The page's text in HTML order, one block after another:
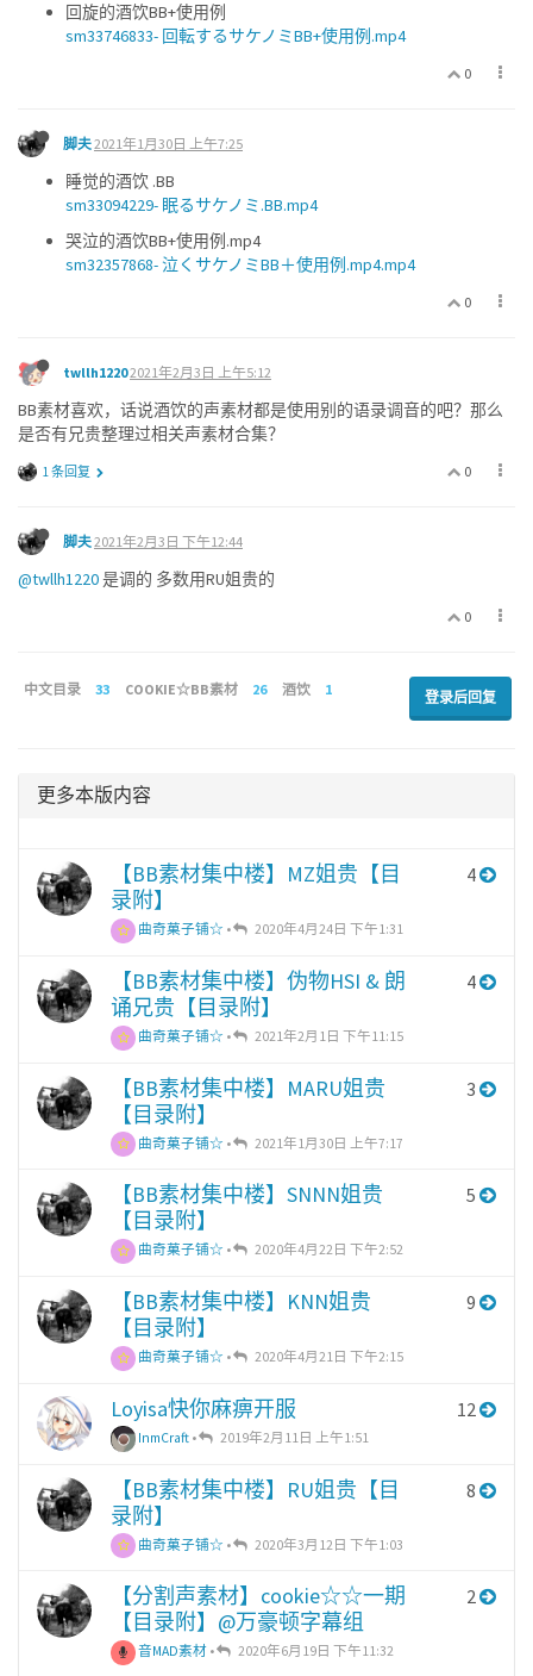
回旋的酒饮BB+使用例
sm33746833- 回転するサケノミBB+使用例.mp4
0
脚夫2021年1月30日 上午7:25
睡觉的酒饮 .BB
sm33094229- 眠るサケノミ.BB.mp4
哭泣的酒饮BB+使用例.mp4
sm32357868- 泣くサケノミBB＋使用例.mp4.mp4
0
twllh12202021年2月3日 上午5:12
BB素材喜欢，话说酒饮的声素材都是使用别的语录调音的吧？那么
是否有兄贵整理过相关声素材合集？
0
1 条回复
脚夫2021年2月3日 下午12:44
@twllh1220是调的 多数用RU姐贵的
0
中文目录 33 COOKIE☆BB素材 26 酒饮 1 登录后回复
更多本版内容
【BB素材集中楼】MZ姐贵【目
录附】
曲奇菓子铺☆ • 2020年4月24日 下午1:31
4
【BB素材集中楼】伪物HSI & 朗
诵兄贵【目录附】
曲奇菓子铺☆ • 2021年2月1日 下午11:15
4
【BB素材集中楼】MARU姐贵
【目录附】
曲奇菓子铺☆ • 2021年1月30日 上午7:17
3
【BB素材集中楼】SNNN姐贵
【目录附】
曲奇菓子铺☆ • 2020年4月22日 下午2:52
5
【BB素材集中楼】KNN姐贵
【目录附】
曲奇菓子铺☆ • 2020年4月21日 下午2:15
9
Loyisa快你麻痹开服
InmCraft • 2019年2月11日 上午1:51
12
【BB素材集中楼】RU姐贵【目
录附】
曲奇菓子铺☆ • 2020年3月12日 下午1:03
8
【分割声素材】cookie☆☆一期
【目录附】@万豪顿字幕组
音MAD素材 • 2020年6月19日 下午11:32
2